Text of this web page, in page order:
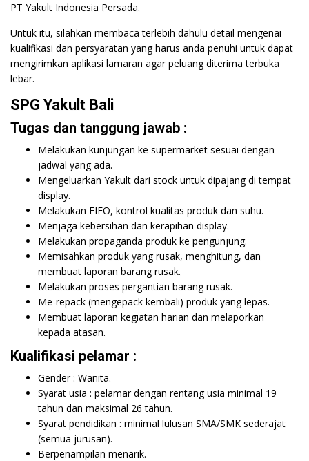
PT Yakult Indonesia Persada.
Untuk itu, silahkan membaca terlebih dahulu detail mengenai
kualifikasi dan persyaratan yang harus anda penuhi untuk dapat
mengirimkan aplikasi lamaran agar peluang diterima terbuka
lebar.
SPG Yakult Bali
Tugas dan tanggung jawab :
Melakukan kunjungan ke supermarket sesuai dengan
jadwal yang ada.
Mengeluarkan Yakult dari stock untuk dipajang di tempat
display.
Melakukan FIFO, kontrol kualitas produk dan suhu.
Menjaga kebersihan dan kerapihan display.
Melakukan propaganda produk ke pengunjung.
Memisahkan produk yang rusak, menghitung, dan
membuat laporan barang rusak.
Melakukan proses pergantian barang rusak.
Me-repack (mengepack kembali) produk yang lepas.
Membuat laporan kegiatan harian dan melaporkan
kepada atasan.
Kualifikasi pelamar :
Gender : Wanita.
Syarat usia : pelamar dengan rentang usia minimal 19
tahun dan maksimal 26 tahun.
Syarat pendidikan : minimal lulusan SMA/SMK sederajat
(semua jurusan).
Berpenampilan menarik.